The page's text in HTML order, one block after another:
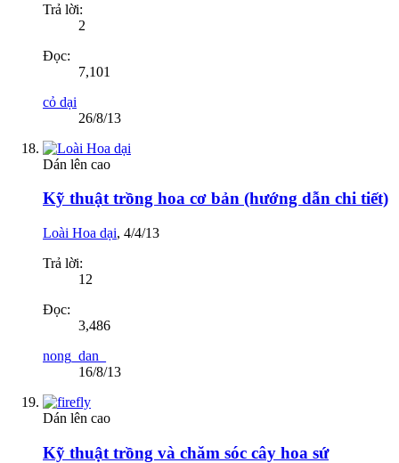
Trả lời:
2
Đọc:
7,101
cỏ dại
26/8/13
Dán lên cao
Kỹ thuật trồng hoa cơ bản (hướng dẫn chi tiết)
Loài Hoa dại, 4/4/13
Trả lời:
12
Đọc:
3,486
nong_dan_
16/8/13
Dán lên cao
Kỹ thuật trồng và chăm sóc cây hoa sứ